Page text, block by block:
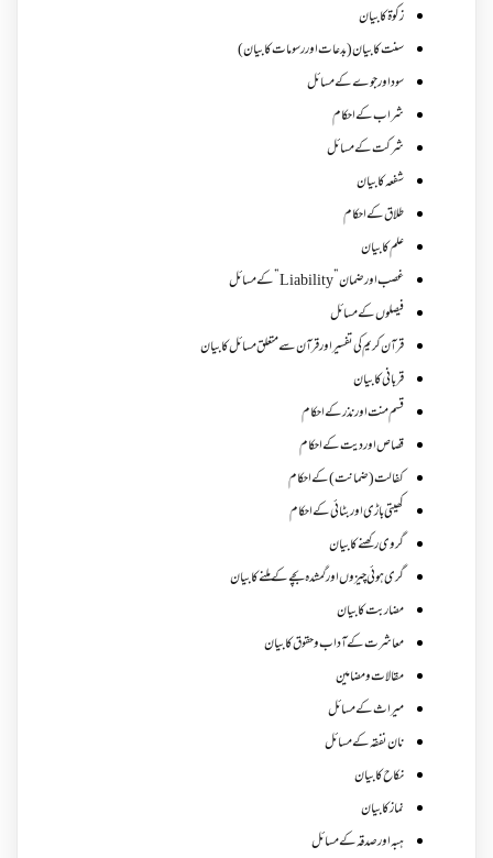
زکوة کابیان
سنت کا بیان (بدعات اور رسومات کا بیان)
سود اور جوے کے مسائل
شراب کے احکام
شرکت کے مسائل
شفعہ کا بیان
طلاق کے احکام
علم کا بیان
غصب اورضمان”Liability” کے مسائل
فیصلوں کے مسائل
قرآن کریم کی تفسیر اور قرآن سے متعلق مسائل کا بیان
قربانی کا بیان
قسم منت اور نذر کے احکام
قصاص اور دیت کے احکام
کفالت (ضمانت) کے احکام
کھیتی باڑی اور بٹائی کے احکام
گروی رکھنے کا بیان
گری ہوئی چیزوں اورگمشدہ بچے کے ملنے کا بیان
مضاربت کا بیان
معاشرت کے آداب و حقوق کا بیان
مقالات ومضامین
میراث کے مسائل
نان نفقہ کے مسائل
نکاح کا بیان
نماز کا بیان
ہبہ اور صدقہ کے مسائل